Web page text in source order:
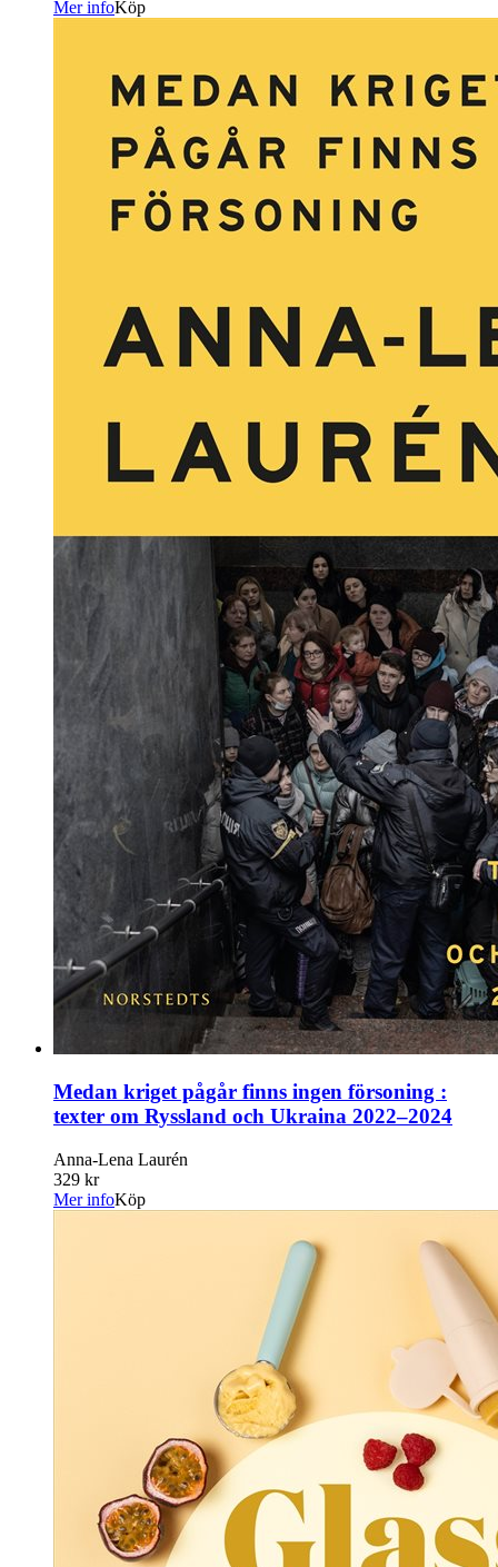
Mer infoKöp
Medan kriget pågår finns ingen försoning :
texter om Ryssland och Ukraina 2022–2024
Anna-Lena Laurén
329 kr
Mer infoKöp